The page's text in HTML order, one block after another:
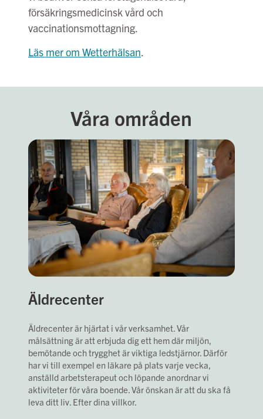
försäkringsmedicinsk vård och
vaccinationsmottagning.
Läs mer om Wetterhälsan.
Våra områden
Äldrecenter
Äldrecenter är hjärtat i vår verksamhet. Vår
målsättning är att erbjuda dig ett hem där miljön,
bemötande och trygghet är viktiga ledstjärnor. Därför
har vi till exempel en läkare på plats varje vecka,
anställd arbetsterapeut och löpande anordnar vi
aktiviteter för våra boende. Vår önskan är att du ska få
leva ditt liv. Efter dina villkor.